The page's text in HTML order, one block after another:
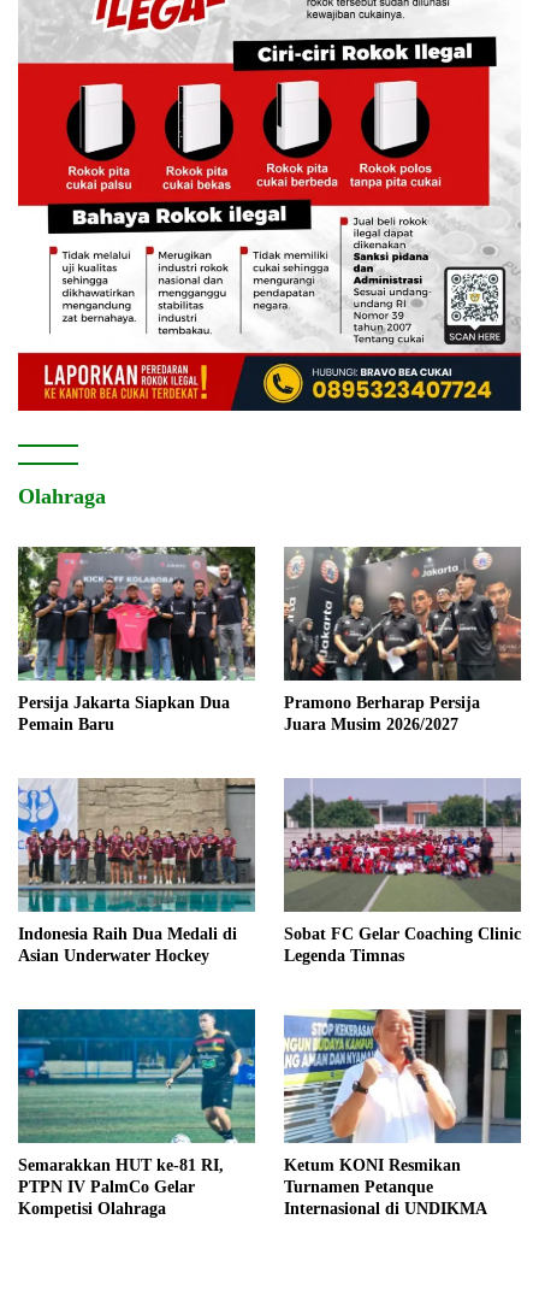
Olahraga
Persija Jakarta Siapkan Dua
Pemain Baru
Pramono Berharap Persija
Juara Musim 2026/2027
Indonesia Raih Dua Medali di
Asian Underwater Hockey
Sobat FC Gelar Coaching Clinic
Legenda Timnas
Semarakkan HUT ke-81 RI,
PTPN IV PalmCo Gelar
Kompetisi Olahraga
Ketum KONI Resmikan
Turnamen Petanque
Internasional di UNDIKMA